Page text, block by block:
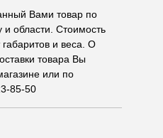
Вами товар по
области. Стоимость
габаритов и веса. О
товара Вы
или по
85-50